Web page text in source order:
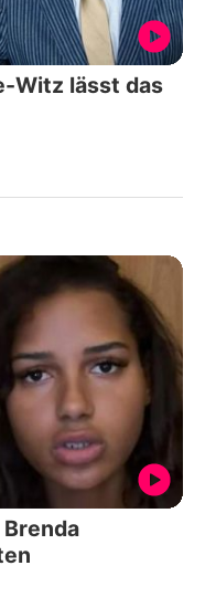
Witz lässt das